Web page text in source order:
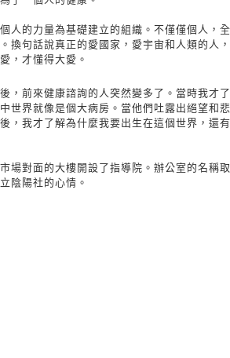
人的力量為基礎建立的組織。不僅僅個人，
換句話說真正的愛國家，愛宇宙和人類的人
，才懂得大愛。
，前來健康諮詢的人突然變多了。當時我才
世界就像是個大病房。當他們吐露出絕望和
，我才了解為什麼我要出生在這個世界，還
場對面的大樓開設了指導院。辦公室的名稱
陰陽社的心情。